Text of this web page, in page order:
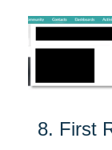
8. First